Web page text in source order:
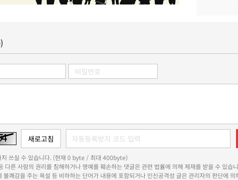
지 쓰실 수 있습니다. (현재 0 byte / 최대 400byte)
다른 사람의 권리를 침해하거나 명예를 훼손하는 댓글은 관련 법률에 의해 제재를 받을 수 있습
불쾌감을 주는 욕설 등 비하하는 단어가 내용에 포함되거나 인신공격성 글은 관리자의 판단에 의